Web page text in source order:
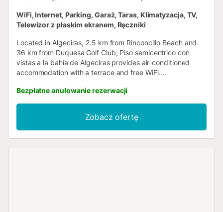
WiFi, Internet, Parking, Garaż, Taras, Klimatyzacja, TV,
Telewizor z płaskim ekranem, Ręczniki
Located in Algeciras, 2.5 km from Rinconcillo Beach and
36 km from Duquesa Golf Club, Piso semicentrico con
vistas a la bahía de Algeciras provides air-conditioned
accommodation with a terrace and free WiFi....
Bezpłatne anulowanie rezerwacji
Zobacz ofertę